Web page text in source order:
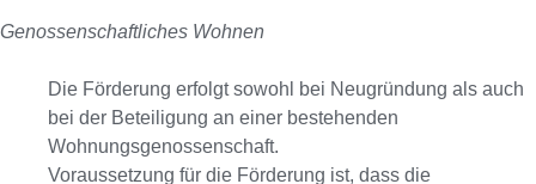
Genossenschaftliches Wohnen
Die Förderung erfolgt sowohl bei Neugründung als auch
bei der Beteiligung an einer bestehenden
Wohnungsgenossenschaft.
Voraussetzung für die Förderung ist, dass die